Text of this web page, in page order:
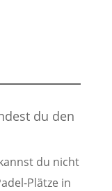
du den
du nicht
Plätze in